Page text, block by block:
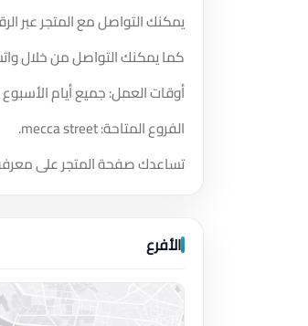
يمكنك التواصل مع المتجر عبر
كما يمكنك التواصل من خلال
أوقات العمل: جميع أيام الأسبوع من الساعة 12:00 مساءً
الفروع المتاحة: mecca street.
تساعدك صفحة المتجر على معرفة
الأفرع